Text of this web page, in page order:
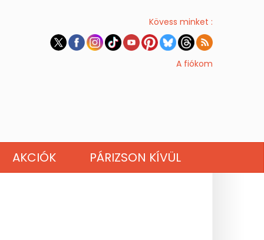
Kövess minket :
A fiókom
AKCIÓK PÁRIZSON KÍVÜL